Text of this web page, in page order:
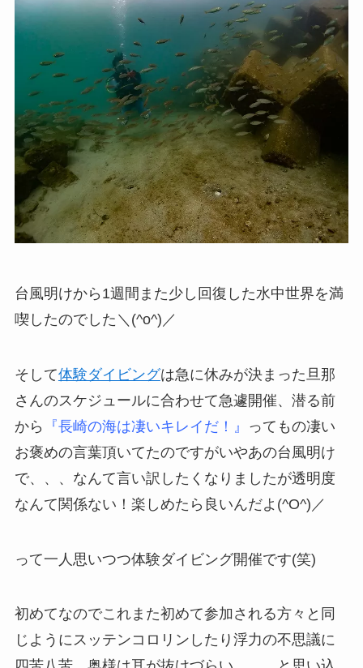
台風明けから1週間また少し回復した水中世界を満
喫したのでした＼(^o^)／
そして体験ダイビングは急に休みが決まった旦那
さんのスケジュールに合わせて急遽開催、潜る前
から
『長崎の海は凄いキレイだ！』
ってもの凄い
お褒めの言葉頂いてたのですがいやあの台風明け
で、、、なんて言い訳したくなりましたが透明度
なんて関係ない！楽しめたら良いんだよ(^O^)／
って一人思いつつ体験ダイビング開催です(笑)
初めてなのでこれまた初めて参加される方々と同
じようにスッテンコロリンしたり浮力の不思議に